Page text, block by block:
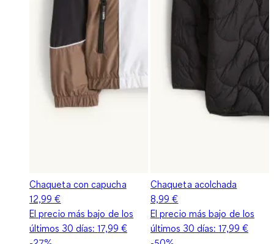
Chaqueta con capucha
12,99 €
El precio más bajo de los
últimos 30 días:17,99 €
Chaqueta acolchada
8,99 €
El precio más bajo de los
últimos 30 días:17,99 €